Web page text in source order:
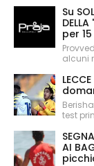
Su
per
alcuni
test
AI